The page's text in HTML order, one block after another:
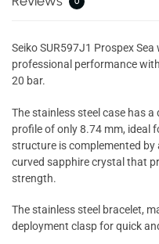
Seiko SUR597J1 Prospex
professional performance
20 bar.
The stainless steel case has
profile of only 8.74 mm, ideal
structure is complemented by
curved sapphire crystal that
strength.
The stainless steel bracelet,
deployment clasp for quick